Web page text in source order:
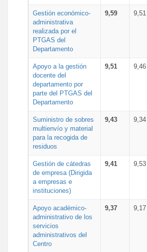
Gestión económico-
administrativa
realizada por el
PTGAS del
Departamento
9,59 9,51
Apoyo a la gestión
docente del
departamento por
parte del PTGAS del
Departamento
9,51 9,46
Suministro de sobres
multienvío y material
para la recogida de
residuos
9,43 9,34
Gestión de cátedras
de empresa (Dirigida
a empresas e
instituciones)
9,41 9,53
Apoyo académico-
administrativo de los
servicios
administrativos del
Centro
9,37 9,17